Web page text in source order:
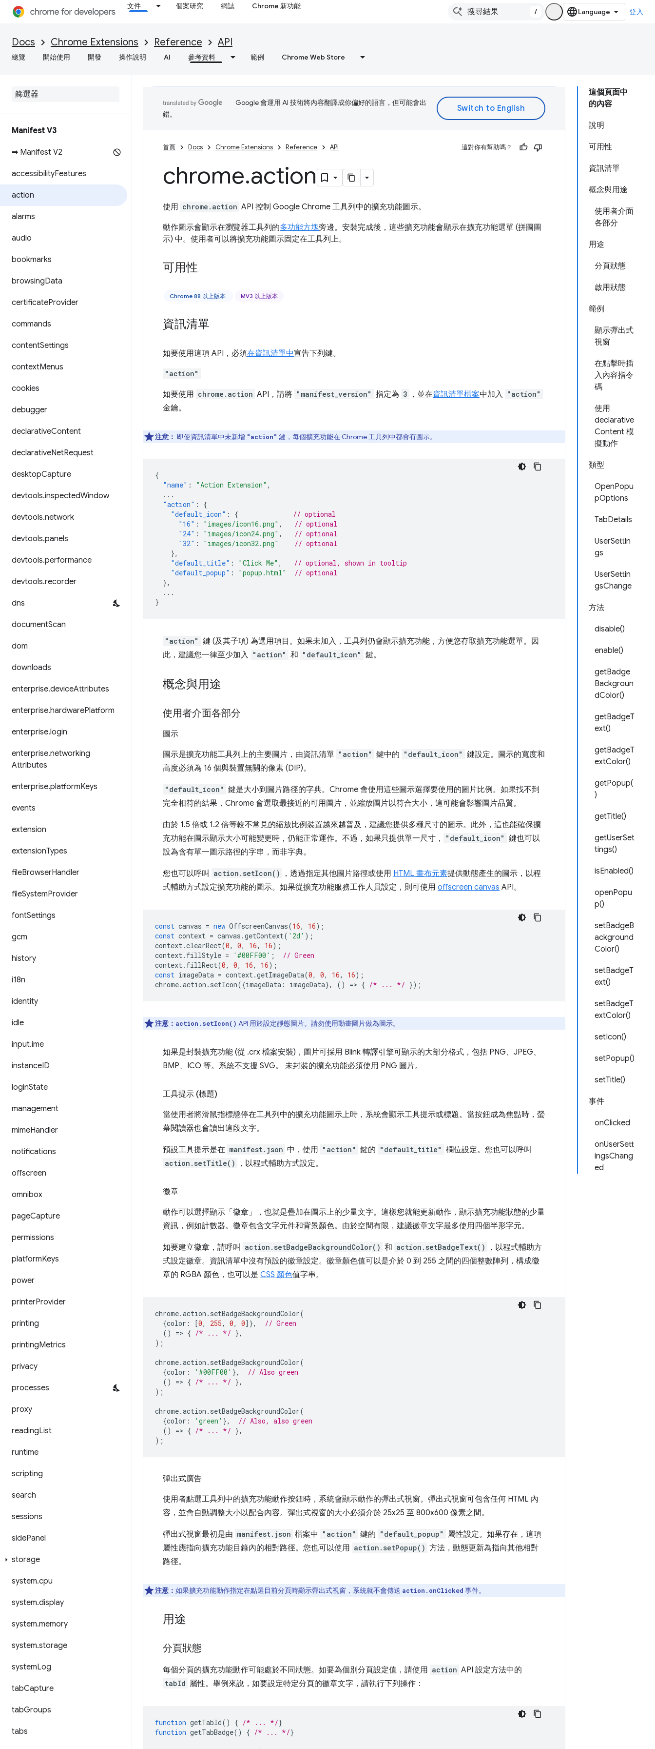
文件 個案研究 網誌 Chrome 新功能
/ 登入
Docs Chrome Extensions Reference API
總覽 開始使用 開發 操作說明 AI 參考資料 範例 Chrome Web Store
Manifest V3
➡ Manifest V2
accessibilityFeatures
action
alarms
audio
bookmarks
browsingData
certificateProvider
commands
contentSettings
contextMenus
cookies
debugger
declarativeContent
declarativeNetRequest
desktopCapture
devtools.inspectedWindow
devtools.network
devtools.panels
devtools.performance
devtools.recorder
dns
documentScan
dom
downloads
enterprise.deviceAttributes
enterprise.hardwarePlatform
enterprise.login
enterprise.networking
Attributes
enterprise.platformKeys
events
extension
extensionTypes
fileBrowserHandler
fileSystemProvider
fontSettings
gcm
history
i18n
identity
idle
input.ime
instanceID
loginState
management
mimeHandler
notifications
offscreen
omnibox
pageCapture
permissions
platformKeys
power
printerProvider
printing
printingMetrics
privacy
processes
proxy
readingList
runtime
scripting
search
sessions
sidePanel
storage
system.cpu
system.display
system.memory
system.storage
systemLog
tabCapture
tabGroups
tabs
這個頁面中
的內容
說明
可用性
資訊清單
概念與用途
使用者介面
各部分
用途
分頁狀態
啟用狀態
範例
顯示彈出式
視窗
在點擊時插
入內容指令
碼
使用
declarative
Content 模
擬動作
類型
OpenPopu
pOptions
TabDetails
UserSettin
gs
UserSettin
gsChange
方法
disable()
enable()
getBadge
Backgroun
dColor()
getBadgeT
ext()
getBadgeT
extColor()
getPopup(
)
getTitle()
getUserSet
tings()
isEnabled()
openPopu
p()
setBadgeB
ackground
Color()
setBadgeT
ext()
setBadgeT
extColor()
setIcon()
setPopup()
setTitle()
事件
onClicked
onUserSett
ingsChang
ed
Google 會運用 AI 技術將內容翻譯成你偏好的語言，但可能會出
錯。
首頁 Docs Chrome Extensions Reference API 這對你有幫助嗎？
chrome.action
使用 chrome.action API 控制 Google Chrome 工具列中的擴充功能圖示。
動作圖示會顯示在瀏覽器工具列的多功能方塊旁邊。安裝完成後，這些擴充功能會顯示在擴充功能選單 (拼圖圖
示) 中。使用者可以將擴充功能圖示固定在工具列上。
可用性
Chrome 88 以上版本 MV3 以上版本
資訊清單
如要使用這項 API，必須在資訊清單中宣告下列鍵。
"action"
如要使用 chrome.action API，請將 "manifest_version" 指定為 3 ，並在資訊清單檔案中加入 "action"
金鑰。
注意： 即使資訊清單中未新增 "action" 鍵，每個擴充功能在 Chrome 工具列中都會有圖示。
{
"name" : "Action Extension" ,
...
"action" :
{
"default_icon" : {
// optional
"16" : "images/icon16.png" ,
// optional
"24" : "images/icon24.png" ,
// optional
"32" : "images/icon32.png"
// optional
},
"default_title" : "Click Me" ,
// optional, shown in tooltip
"default_popup" : "popup.html"
// optional
},
...
}
"action" 鍵 (及其子項) 為選用項目。如果未加入，工具列仍會顯示擴充功能，方便您存取擴充功能選單。因
此，建議您一律至少加入 "action" 和 "default_icon" 鍵。
概念與用途
使用者介面各部分
圖示
圖示是擴充功能工具列上的主要圖片，由資訊清單 "action" 鍵中的 "default_icon" 鍵設定。圖示的寬度和
高度必須為 16 個與裝置無關的像素 (DIP)。
"default_icon" 鍵是大小到圖片路徑的字典。Chrome 會使用這些圖示選擇要使用的圖片比例。如果找不到
完全相符的結果，Chrome 會選取最接近的可用圖片，並縮放圖片以符合大小，這可能會影響圖片品質。
由於 1.5 倍或 1.2 倍等較不常見的縮放比例裝置越來越普及，建議您提供多種尺寸的圖示。此外，這也能確保擴
充功能在圖示顯示大小可能變更時，仍能正常運作。不過，如果只提供單一尺寸，
"default_icon" 鍵也可以
設為含有單一圖示路徑的字串，而非字典。
您也可以呼叫 action.setIcon() ，透過指定其他圖片路徑或使用 HTML 畫布元素提供動態產生的圖示，以程
式輔助方式設定擴充功能的圖示。如果從擴充功能服務工作人員設定，則可使用 offscreen canvas API。
const canvas = new OffscreenCanvas(16, 16);
const context = canvas .getContext( '2d' );
context.clearRect(0, 0, 16, 16);
context. fillStyle = '#00FF00' ;
// Green
context. fillRect(0, 0, 16, 16);
const imageData = context.getImageData(0, 0, 16, 16);
chrome.action . setIcon({imageData : imageData}, () => { /* ... */ });
注意： action.setIcon() API 用於設定靜態圖片。請勿使用動畫圖片做為圖示。
如果是封裝擴充功能 (從 .crx 檔案安裝)，圖片可採用 Blink 轉譯引擎可顯示的大部分格式，包括 PNG、JPEG、
BMP、ICO 等。系統不支援 SVG。 未封裝的擴充功能必須使用 PNG 圖片。
工具提示 (標題)
當使用者將滑鼠指標懸停在工具列中的擴充功能圖示上時，系統會顯示工具提示或標題。當按鈕成為焦點時，螢
幕閱讀器也會讀出這段文字。
預設工具提示是在 manifest.json 中，使用 "action" 鍵的 "default_title" 欄位設定。您也可以呼叫
action.setTitle() ，以程式輔助方式設定。
徽章
動作可以選擇顯示「徽章」，也就是疊加在圖示上的少量文字。這樣您就能更新動作，顯示擴充功能狀態的少量
資訊，例如計數器。徽章包含文字元件和背景顏色。由於空間有限，建議徽章文字最多使用四個半形字元。
如要建立徽章，請呼叫 action.setBadgeBackgroundColor() 和 action.setBadgeText()
，以程式輔助方
式設定徽章。資訊清單中沒有預設的徽章設定。徽章顏色值可以是介於 0 到 255 之間的四個整數陣列，構成徽
章的 RGBA 顏色，也可以是 CSS 顏色值字串。
chrome.action . setBadgeBackgroundColor(
{color : [0, 255, 0, 0]},
// Green
()
=> { /* ... */ },
);
chrome.action . setBadgeBackgroundColor(
{color : '#00FF00' },
// Also green
()
=> { /* ... */ },
);
chrome.action . setBadgeBackgroundColor(
{color : 'green' },
// Also, also green
()
=> { /* ... */ },
);
彈出式廣告
使用者點選工具列中的擴充功能動作按鈕時，系統會顯示動作的彈出式視窗。彈出式視窗可包含任何 HTML 內
容，並會自動調整大小以配合內容。彈出式視窗的大小必須介於 25x25 至 800x600 像素之間。
彈出式視窗最初是由 manifest.json 檔案中 "action" 鍵的 "default_popup" 屬性設定。如果存在，這項
屬性應指向擴充功能目錄內的相對路徑。您也可以使用 action.setPopup() 方法，動態更新為指向其他相對
路徑。
注意： 如果擴充功能動作指定在點選目前分頁時顯示彈出式視窗，系統就不會傳送 action.onClicked 事件。
用途
分頁狀態
每個分頁的擴充功能動作可能處於不同狀態。如要為個別分頁設定值，請使用 action API 設定方法中的
tabId 屬性。舉例來說，如要設定特定分頁的徽章文字，請執行下列操作：
function getTabId() { /* ... */}
function getTabBadge() { /* ... */}